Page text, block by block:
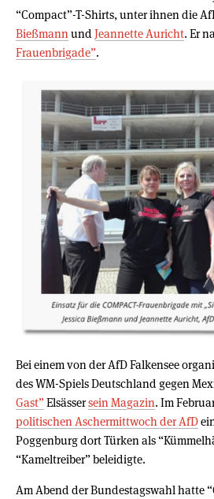
“Compact”-T-Shirts, unter ihnen die
BießmannundJeannette Auricht. Er
Frauenbrigade”.
Bei einem von der AfD Falkensee
des WM-Spiels Deutschland gegen
Gast”Elsässersein Magazin. Im
politischen Aschermittwoch der AfD
Poggenburg dort Türken als
“Kameltreiber” beleidigte.
Am Abend der Bundestagswahl hatte